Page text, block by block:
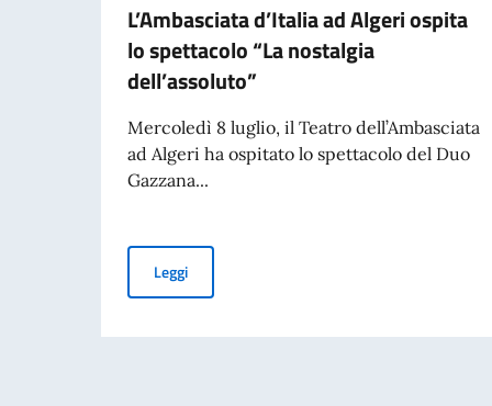
L’Ambasciata d’Italia ad Algeri ospita
lo spettacolo “La nostalgia
dell’assoluto”
Mercoledì 8 luglio, il Teatro dell’Ambasciata
ad Algeri ha ospitato lo spettacolo del Duo
Gazzana...
LeggiL’Ambasciata d’Italia ad Algeri ospita lo